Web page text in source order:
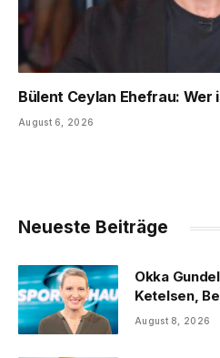
Bülent Ceylan Ehefrau: Wer
August 6, 2026
Neueste Beiträge
Okka
Ketelsen,
August 8, 2026